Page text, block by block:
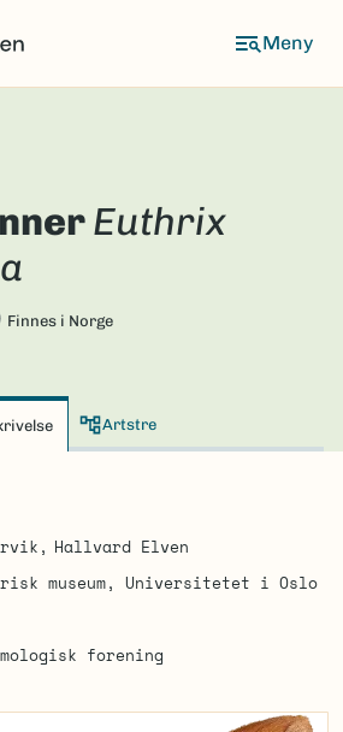
Euthrix
Finnes i Norge
Artstre
Hallvard Elven
museum, Universitetet i Oslo
forening